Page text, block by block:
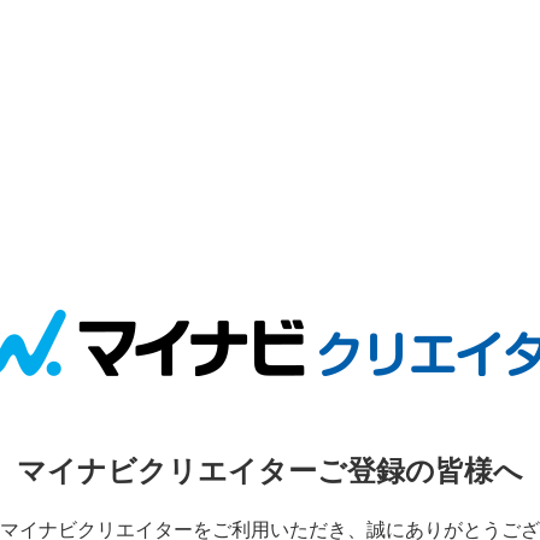
マイナビクリエイターご登録の皆様へ
イナビクリエイターをご利用いただき、誠にありがとうご